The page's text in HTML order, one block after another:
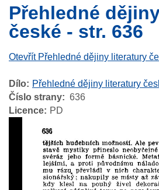
Přehledné
české - str. 636
Otevřít Přehledné dějiny literatury
Dílo
Přehledné dějiny literatury
Číslo strany
636
Licence
PD